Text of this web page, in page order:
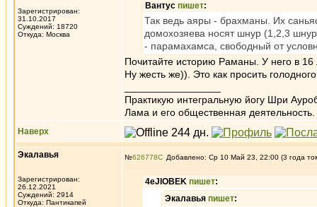
Зарегистрирован:
31.10.2017
Суждений: 18720
Откуда: Москва
Вантус пишет:
Так ведь аяры - брахманы. Их
домохозяева носят шнур (1,2,3
- парамахамса, свободный от
Почитайте историю Раманы. У него в 16
Ну жесть же)). Это как просить
Практикую интегральную йогу Шри
Лама и его общественная деятельность.
Наверх
Экалавья
Зарегистрирован:
26.12.2021
Суждений: 2914
Откуда: Пантикапей
№626778 Добавлено: Ср 10 Май 23, 22:00 (3 года
4eJIOBEK пишет:
Экалавья пишет: